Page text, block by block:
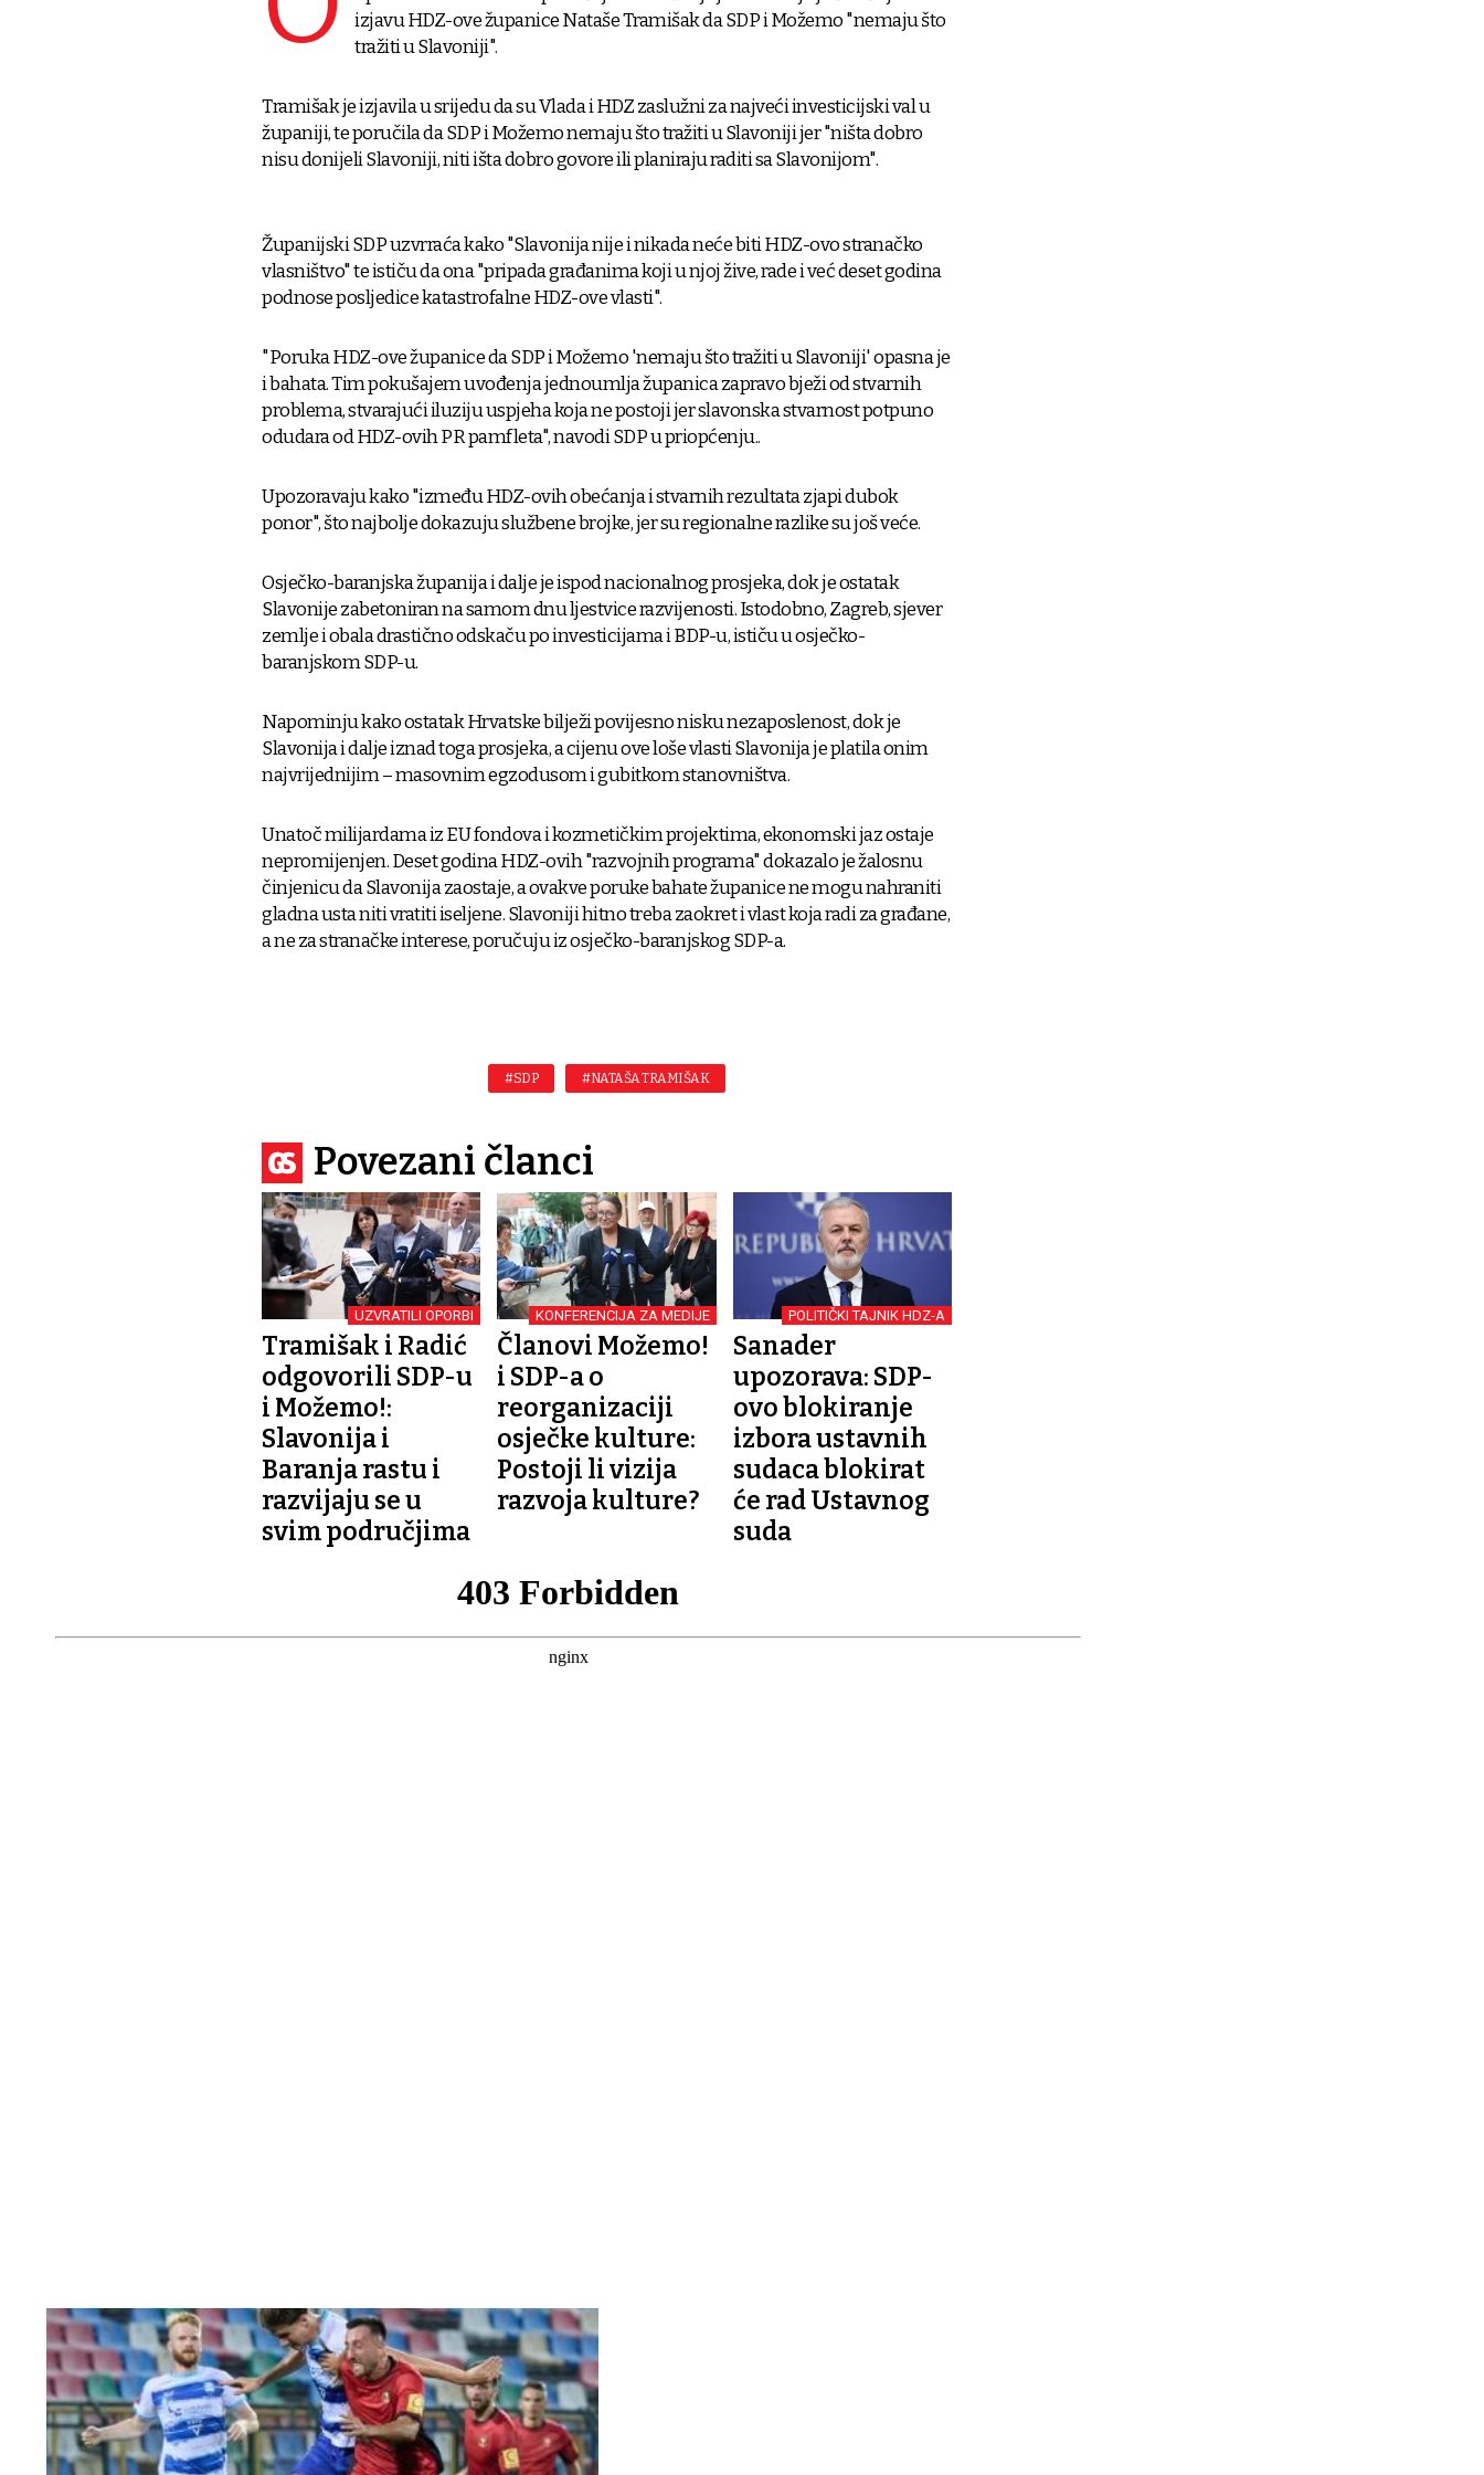
izjavu HDZ-ove županice Nataše Tramišak da SDP i Možemo "nemaju što
tražiti u Slavoniji".
Tramišak je izjavila u srijedu da su Vlada i HDZ zaslužni za najveći investicijski val u
županiji, te poručila da SDP i Možemo nemaju što tražiti u Slavoniji jer "ništa dobro
nisu donijeli Slavoniji, niti išta dobro govore ili planiraju raditi sa Slavonijom".
Županijski SDP uzvrraća kako "Slavonija nije i nikada neće biti HDZ-ovo stranačko
vlasništvo" te ističu da ona "pripada građanima koji u njoj žive, rade i već deset godina
podnose posljedice katastrofalne HDZ-ove vlasti".
"Poruka HDZ-ove županice da SDP i Možemo 'nemaju što tražiti u Slavoniji' opasna je
i bahata. Tim pokušajem uvođenja jednoumlja županica zapravo bježi od stvarnih
problema, stvarajući iluziju uspjeha koja ne postoji jer slavonska stvarnost potpuno
odudara od HDZ-ovih PR pamfleta", navodi SDP u priopćenju..
Upozoravaju kako "između HDZ-ovih obećanja i stvarnih rezultata zjapi dubok
ponor", što najbolje dokazuju službene brojke, jer su regionalne razlike su još veće.
Osječko-baranjska županija i dalje je ispod nacionalnog prosjeka, dok je ostatak
Slavonije zabetoniran na samom dnu ljestvice razvijenosti. Istodobno, Zagreb, sjever
zemlje i obala drastično odskaču po investicijama i BDP-u, ističu u osječko-
baranjskom SDP-u.
Napominju kako ostatak Hrvatske bilježi povijesno nisku nezaposlenost, dok je
Slavonija i dalje iznad toga prosjeka, a cijenu ove loše vlasti Slavonija je platila onim
najvrijednijim – masovnim egzodusom i gubitkom stanovništva.
Unatoč milijardama iz EU fondova i kozmetičkim projektima, ekonomski jaz ostaje
nepromijenjen. Deset godina HDZ-ovih "razvojnih programa" dokazalo je žalosnu
činjenicu da Slavonija zaostaje, a ovakve poruke bahate županice ne mogu nahraniti
gladna usta niti vratiti iseljene. Slavoniji hitno treba zaokret i vlast koja radi za građane,
a ne za stranačke interese, poručuju iz osječko-baranjskog SDP-a.
#SDP #NATAŠA TRAMIŠAK
Povezani članci
UZVRATILI OPORBI
Tramišak i Radić
odgovorili SDP-u
i Možemo!:
Slavonija i
Baranja rastu i
razvijaju se u
svim područjima
KONFERENCIJA ZA MEDIJE
Članovi Možemo!
i SDP-a o
reorganizaciji
osječke kulture:
Postoji li vizija
razvoja kulture?
POLITIČKI TAJNIK HDZ-A
Sanader
upozorava: SDP-
ovo blokiranje
izbora ustavnih
sudaca blokirat
će rad Ustavnog
suda